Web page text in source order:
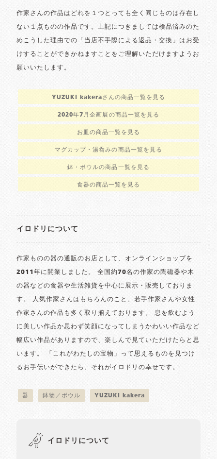
作家さんの作品はどれを１つとっても全く同じものは存在し
ない１点ものの作品です。上記につきましては検品済みのた
めこうした理由での「当店不手際による返品・交換」はお受
けすることができかねますことをご理解いただけますようお
願いいたします。
YUZUKI kakeraさんの商品一覧を見る
2020年7月企画展の商品一覧を見る
お皿の商品一覧を見る
マグカップ・湯呑みの商品一覧を見る
鉢・ボウルの商品一覧を見る
食器の商品一覧を見る
イロドリについて
作家ものの器の通販のお店として、オンラインショップを
2011年に開業しました。 全国約70名の作家の陶磁器や木
の器などの食器や生活雑貨を中心に展示・販売しておりま
す。 人気作家さんはもちろんのこと、若手作家さんや女性
作家さんの作品も多く取り揃えております。 息を飲むよう
に美しい作品か思わず笑顔になってしまうかわいい作品など
幅広い作品がありますので、楽しんで見ていただけたらと思
います。 「これがわたしの宝物」って思えるものを見つけ
るお手伝いができたら、それがイロドリの幸せです。
器 鉢物／ボウル YUZUKI kakera
イロドリについて